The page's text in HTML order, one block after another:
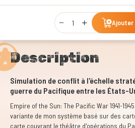
Qty
Ajouter
Description
Simulation de conflit à l'échelle
guerre du Pacifique entre les États-
Empire of the Sun: The Pacific War 1941-
variante de mon système basé sur des
carte couvrant le théâtre d'opérations du